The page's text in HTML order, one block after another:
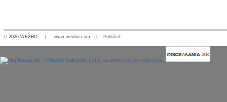
© 2026 WEXBO | www.wexbo.com Prihlásiť